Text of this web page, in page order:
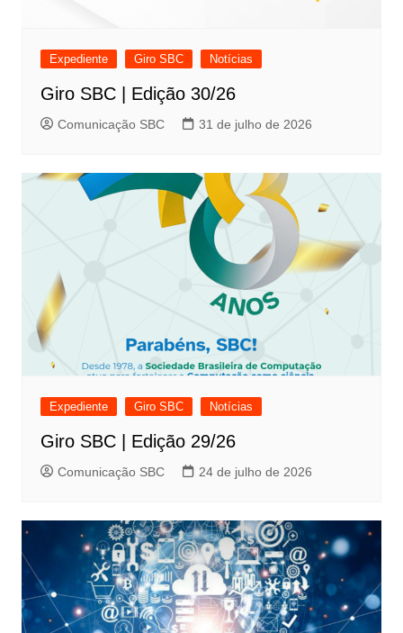
Expediente Giro SBC Notícias
Giro SBC | Edição 30/26
Comunicação SBC 31 de julho de 2026
Expediente Giro SBC Notícias
Giro SBC | Edição 29/26
Comunicação SBC 24 de julho de 2026